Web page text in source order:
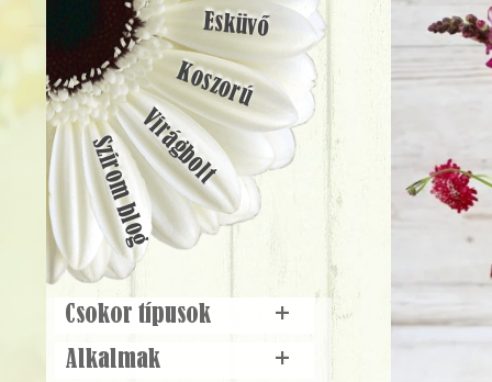
Esküvő
Koszorú
Virágbolt
Szirom blog
Csokor típusok
+
Alkalmak
+